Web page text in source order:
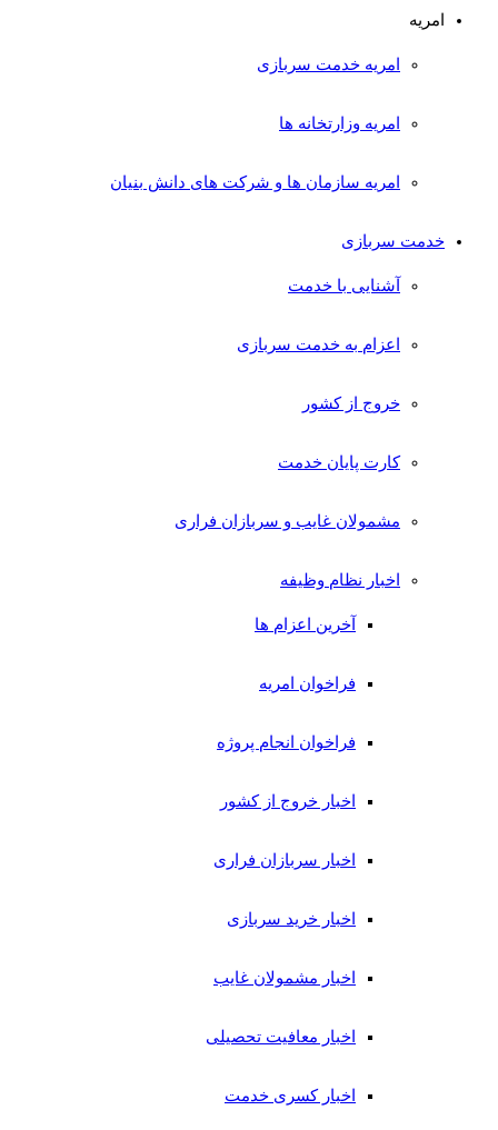
امریه
امریه خدمت سربازی
امریه وزارتخانه ها
امریه سازمان ها و شرکت های دانش بنیان
خدمت سربازی
آشنایی با خدمت
اعزام به خدمت سربازی
خروج از کشور
کارت پایان خدمت
مشمولان غایب و سربازان فراری
اخبار نظام وظیفه
آخرین اعزام ها
فراخوان امریه
فراخوان انجام پروژه
اخبار خروج از کشور
اخبار سربازان فراری
اخبار خرید سربازی
اخبار مشمولان غایب
اخبار معافیت تحصیلی
اخبار کسری خدمت